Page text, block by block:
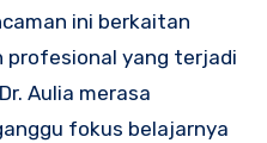
ini berkaitan
profesional yang terjadi
Aulia merasa
fokus belajarnya